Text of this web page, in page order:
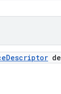
Descriptor